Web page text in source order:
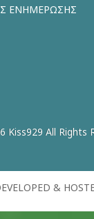
ΕΝΗΜΕΡΩΣΗΣ
Kiss929 All Rights
&